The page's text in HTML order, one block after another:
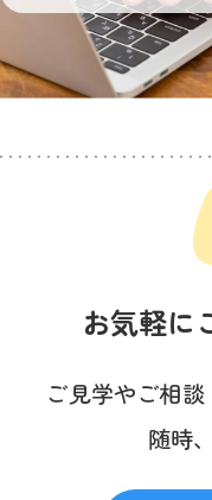
お気軽に
ご見学やご相
随時